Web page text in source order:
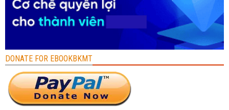
DONATE FOR EBOOKBKMT